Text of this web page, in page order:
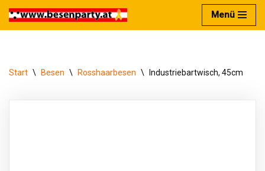
Zum
Menü
Start \ Besen \ Rosshaarbesen \ Industriebartwisch, 45cm